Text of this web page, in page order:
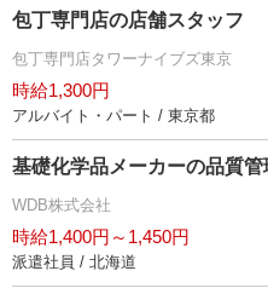
包丁専門店の店舗スタッフ
包丁専門店タワーナイブズ東京
時給1,300円
アルバイト・パート / 東京都
基礎化学品メーカーの品質
WDB株式会社
時給1,400円～1,450円
派遣社員 / 北海道